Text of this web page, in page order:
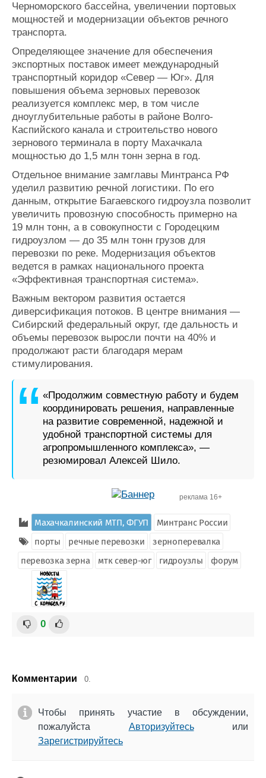
Черноморского бассейна, увеличении портовых
мощностей и модернизации объектов речного
транспорта.
Определяющее значение для обеспечения
экспортных поставок имеет международный
транспортный коридор «Север — Юг». Для
повышения объема зерновых перевозок
реализуется комплекс мер, в том числе
дноуглубительные работы в районе Волго-
Каспийского канала и строительство нового
зернового терминала в порту Махачкала
мощностью до 1,5 млн тонн зерна в год.
Отдельное внимание замглавы Минтранса РФ
уделил развитию речной логистики. По его
данным, открытие Багаевского гидроузла позволит
увеличить провозную способность примерно на
19 млн тонн, а в совокупности с Городецким
гидроузлом — до 35 млн тонн грузов для
перевозки по реке. Модернизация объектов
ведется в рамках национального проекта
«Эффективная транспортная система».
Важным вектором развития остается
диверсификация потоков. В центре внимания —
Сибирский федеральный округ, где дальность и
объемы перевозок выросли почти на 40% и
продолжают расти благодаря мерам
стимулирования.
«Продолжим совместную работу и будем
координировать решения, направленные
на развитие современной, надежной и
удобной транспортной системы для
агропромышленного комплекса», —
резюмировал Алексей Шило.
реклама 16+
Махачкалинский МТП, ФГУП
Минтранс России
порты
речные перевозки
зерноперевалка
перевозка зерна
мтк север-юг гидроузлы форум
0
Комментарии 0.
Чтобы принять участие в обсуждении,
пожалуйста Авторизуйтесьили
Зарегистрируйтесь